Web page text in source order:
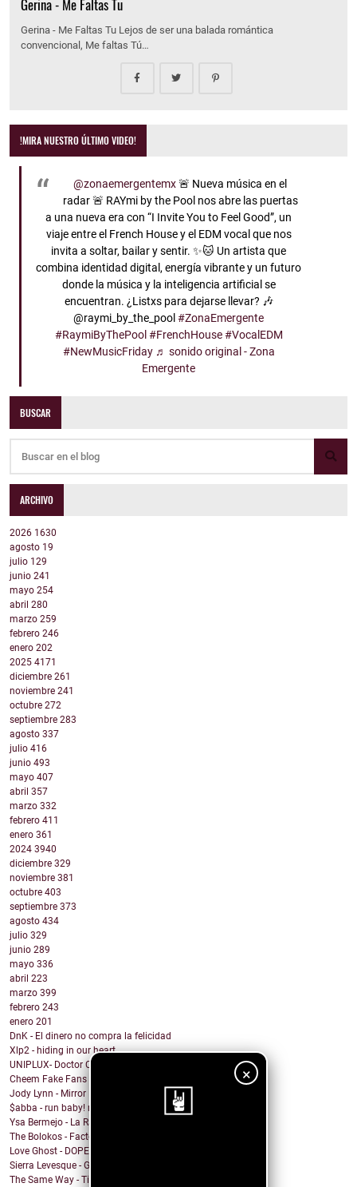
×
Gerina - Me Faltas Tu
Gerina - Me Faltas Tu Lejos de ser una balada romántica
convencional, Me faltas Tú…
!MIRA NUESTRO ÚLTIMO VIDEO!
@zonaemergentemx🚨 Nueva música en el
radar 🚨 RAYmi by the Pool nos abre las puertas
a una nueva era con “I Invite You to Feel Good”, un
viaje entre el French House y el EDM vocal que nos
invita a soltar, bailar y sentir. ✨🐱 Un artista que
combina identidad digital, energía vibrante y un futuro
donde la música y la inteligencia artificial se
encuentran. ¿Listxs para dejarse llevar? 🎶
@raymi_by_the_pool#ZonaEmergente
#RaymiByThePool #FrenchHouse #VocalEDM
#NewMusicFriday ♬ sonido original - Zona
Emergente
BUSCAR
ARCHIVO
2026 1630
agosto 19
julio 129
junio 241
mayo 254
abril 280
marzo 259
febrero 246
enero 202
2025 4171
diciembre 261
noviembre 241
octubre 272
septiembre 283
agosto 337
julio 416
junio 493
mayo 407
abril 357
marzo 332
febrero 411
enero 361
2024 3940
diciembre 329
noviembre 381
octubre 403
septiembre 373
agosto 434
julio 329
junio 289
mayo 336
abril 223
marzo 399
febrero 243
enero 201
DnK - El dinero no compra la felicidad
Xlp2 - hiding in our heart
UNIPLUX- Doctor Carlitos
Cheem Fake Fans
Jody Lynn - Mirror Mirror
$abba - run baby! run baby!
Ysa Bermejo - La Razón
The Bolokos - Factory
Love Ghost - DOPEMAN
Sierra Levesque - GET OFF MY STAGE
The Same Way - Time On Loan